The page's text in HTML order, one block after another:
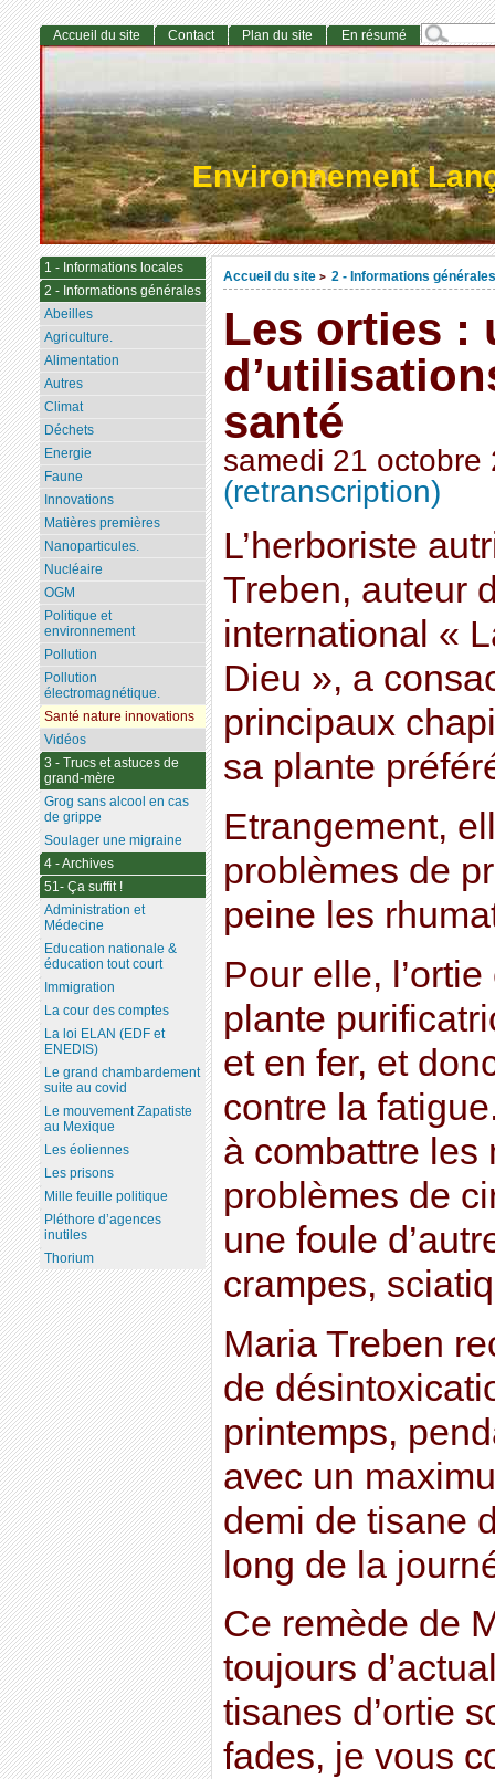
Environnement
Accueil du site > 2 - Informations générales
Les orties :
santé
samedi 21 octobre
(retranscription)
L’herboriste
Treben, auteur
international «
Dieu », a
principaux
sa plante
Etrangement,
problèmes de
peine les
Pour elle,
plante
et en fer, et
contre la
à combattre les
problèmes de
une foule
crampes,
Maria Treben
de
printemps,
avec un
demi de tisane
long de la
Ce remède de
toujours
tisanes d’ortie
fades, je vous
Accueil du site Contact Plan du site En résumé
1 - Informations locales
2 - Informations générales
Abeilles
Agriculture.
Alimentation
Autres
Climat
Déchets
Energie
Faune
Innovations
Matières premières
Nanoparticules.
Nucléaire
OGM
Politique et
environnement
Pollution
Pollution
électromagnétique.
Santé nature innovations
Vidéos
3 - Trucs et astuces de
grand-mère
Grog sans alcool en cas
de grippe
Soulager une migraine
4 - Archives
51- Ça suffit !
Administration et
Médecine
Education nationale &
éducation tout court
Immigration
La cour des comptes
La loi ELAN (EDF et
ENEDIS)
Le grand chambardement
suite au covid
Le mouvement Zapatiste
au Mexique
Les éoliennes
Les prisons
Mille feuille politique
Pléthore d’agences
inutiles
Thorium